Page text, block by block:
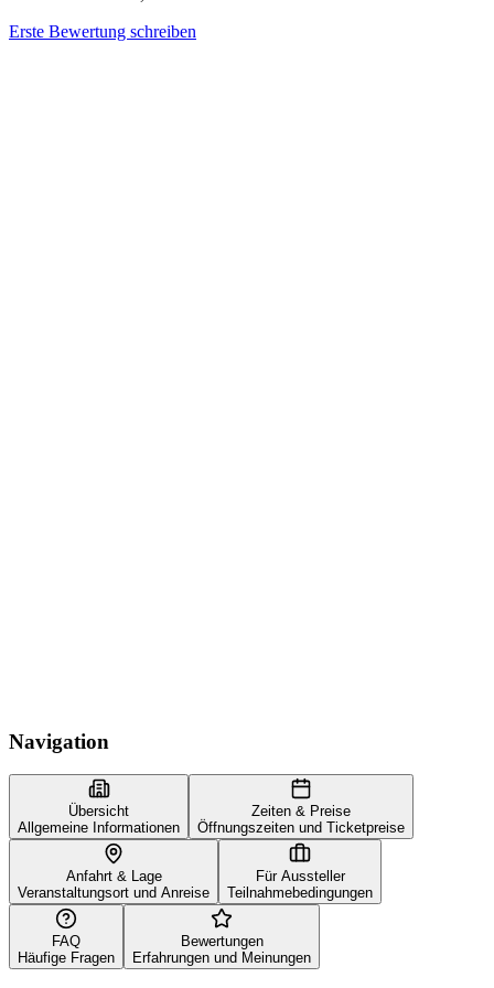
Erste Bewertung schreiben
Navigation
Übersicht
Allgemeine Informationen
Zeiten & Preise
Öffnungszeiten und Ticketpreise
Anfahrt & Lage
Veranstaltungsort und Anreise
Für Aussteller
Teilnahmebedingungen
FAQ
Häufige Fragen
Bewertungen
Erfahrungen und Meinungen